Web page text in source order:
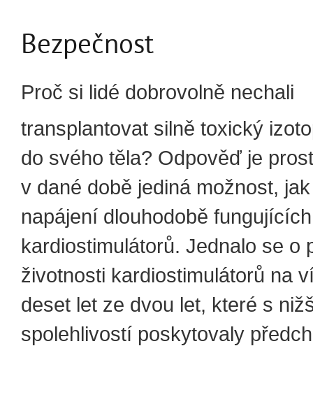
Bezpečnost
Proč si lidé dobrovolně nechali
transplantovat silně toxický
do svého těla? Odpověď je
v dané době jediná možnost,
napájení dlouhodobě fungujících
kardiostimulátorů. Jednalo se o
životnosti kardiostimulátorů na
deset let ze dvou let, které s
spolehlivostí poskytovaly